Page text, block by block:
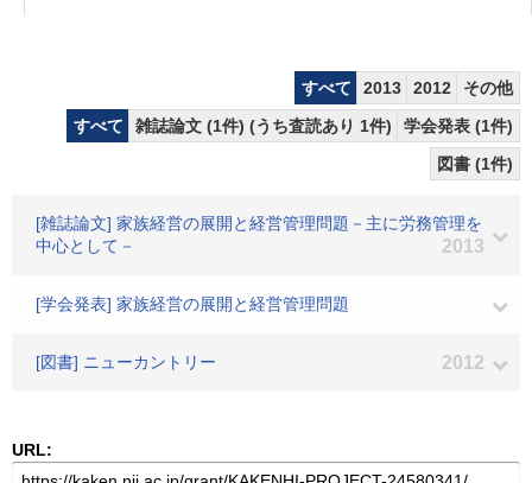
すべて 2013 2012
その他
すべて
雑誌論文 (1件) (うち査読あり 1件)
学会発表 (1件)
図書 (1件)
[雑誌論文] 家族経営の展開と経営管理問題－主に労務管理を
中心として－
2013
[学会発表] 家族経営の展開と経営管理問題
[図書] ニューカントリー 2012
URL: